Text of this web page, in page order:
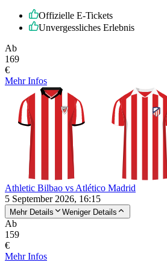
Offizielle E-Tickets
Unvergessliches Erlebnis
Ab
169
€
Mehr Infos
Athletic Bilbao vs Atlético Madrid
5 September 2026, 16:15
Mehr Details Weniger Details
Ab
159
€
Mehr Infos